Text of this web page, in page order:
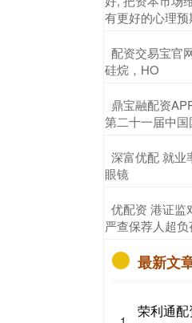
有更好的心理预
配资交易宝官
硅烷，HO
鼎宝融配资
第二十一届中国
深富优配 就业
眼镜
优配资 港证监
严查保荐人超
最新文
荣利通